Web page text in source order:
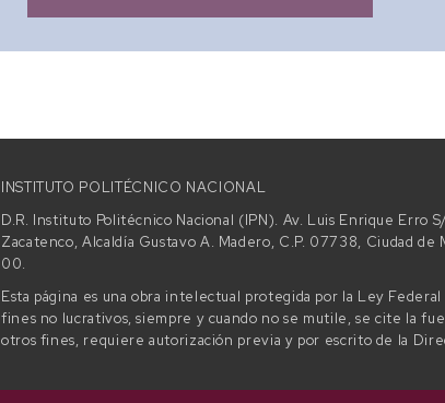
INSTITUTO POLITÉCNICO NACIONAL
D.R. Instituto Politécnico Nacional (IPN). Av. Luis Enrique Erro
Zacatenco, Alcaldía Gustavo A. Madero, C.P. 07738, Ciudad
00.
Esta página es una obra intelectual protegida por la Ley
fines no lucrativos, siempre y cuando no se mutile, se cite la
otros fines, requiere autorización previa y por escrito de la